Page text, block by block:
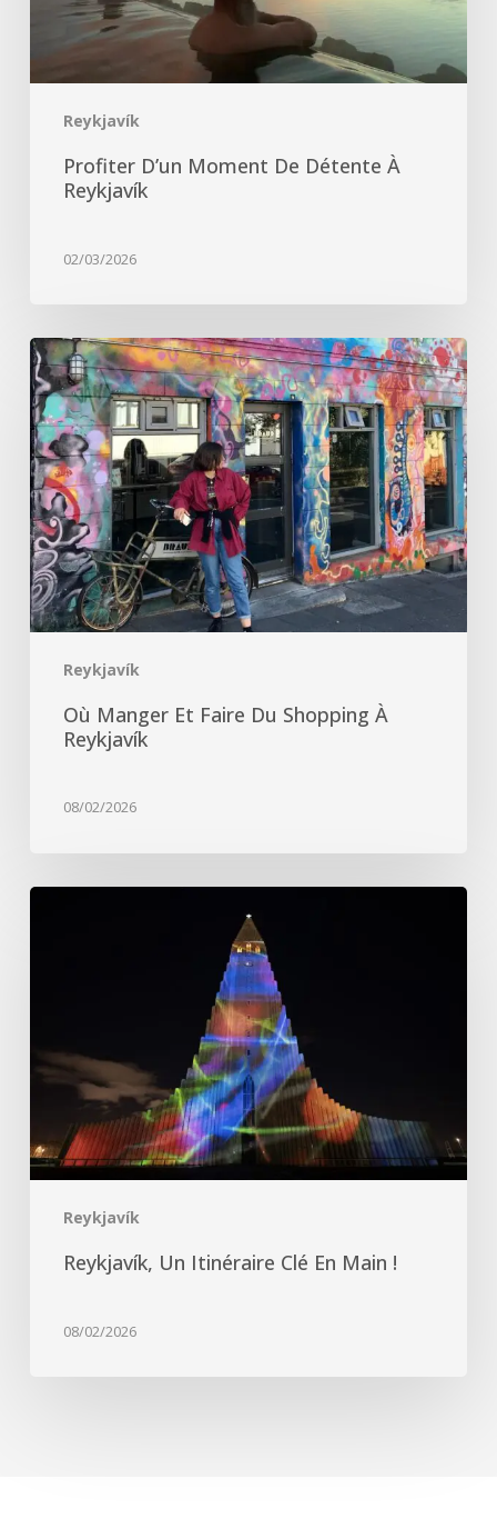
Reykjavík
Profiter D’un Moment De Détente À
Reykjavík
02/03/2026
Reykjavík
Où
manger
et
faire
du
shopping
à
Reykjavík
Où Manger Et Faire Du Shopping À
Reykjavík
08/02/2026
Reykjavík
Reykjavík,
Reykjavík, Un Itinéraire Clé En Main !
08/02/2026